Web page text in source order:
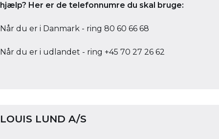
hjælp? Her er de telefonnumre du skal bruge:
Når du er i Danmark - ring 80 60 66 68
Når du er i udlandet - ring +45 70 27 26 62
LOUIS LUND A/S